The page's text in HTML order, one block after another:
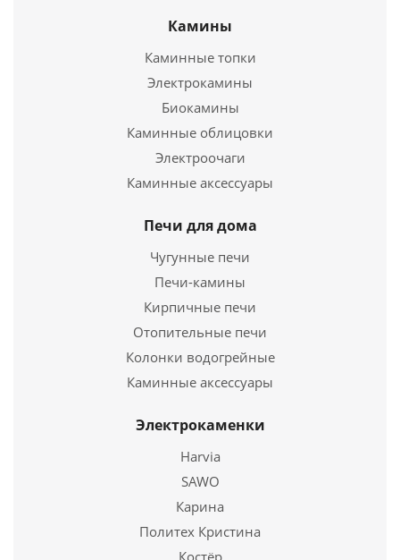
Термостойкое стекло ROBAX (4*295*468 мм)
Подробнее
Камины
Каминные топки
Электрокамины
Биокамины
Каминные облицовки
Электроочаги
Каминные аксессуары
Печи для дома
Чугунные печи
Печи-камины
Кирпичные печи
Отопительные печи
Колонки водогрейные
Каминные аксессуары
Электрокаменки
Harvia
SAWO
Карина
Политех Кристина
Костёр